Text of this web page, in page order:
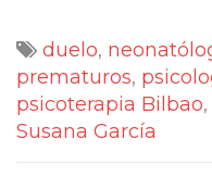
duelo,
prematuros,
psicoterapia Bilbao,
Susana García